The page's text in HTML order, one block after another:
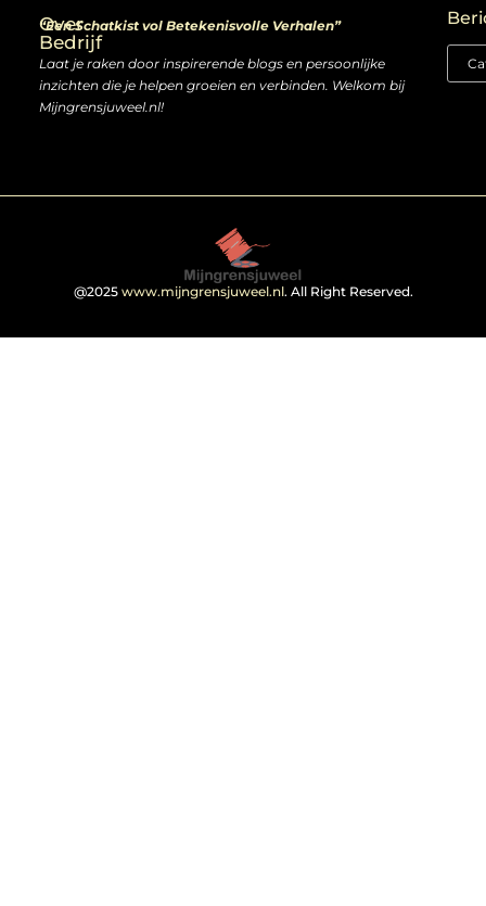
Over
Bedrijf
“Een Schatkist vol Betekenisvolle Verhalen”
Laat je raken door inspirerende blogs en persoonlijke
inzichten die je helpen groeien en verbinden. Welkom bij
Mijngrensjuweel.nl!
@2025 www.mijngrensjuweel.nl. All Right Reserved.